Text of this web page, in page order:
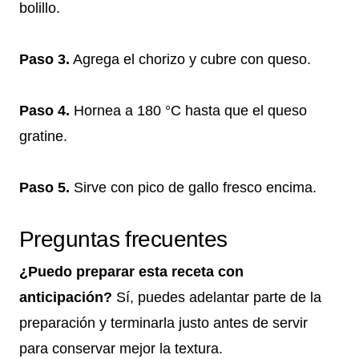
bolillo.
Paso 3. Agrega el chorizo y cubre con queso.
Paso 4. Hornea a 180 °C hasta que el queso
gratine.
Paso 5. Sirve con pico de gallo fresco encima.
Preguntas frecuentes
¿Puedo preparar esta receta con
anticipación? Sí, puedes adelantar parte de la
preparación y terminarla justo antes de servir
para conservar mejor la textura.